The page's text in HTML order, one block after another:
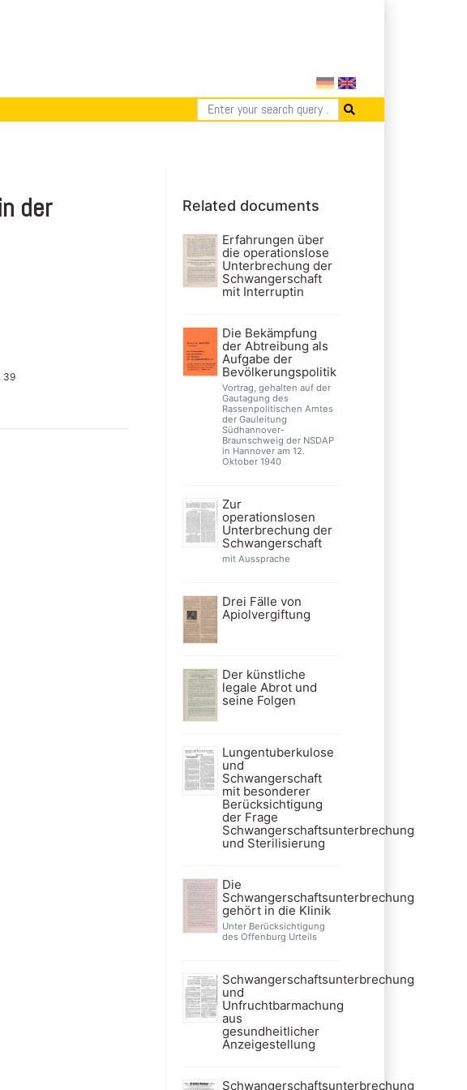
der
39
Related documents
Erfahrungen über
die operationslose
Unterbrechung der
Schwangerschaft
mit Interruptin
Die Bekämpfung
der Abtreibung als
Aufgabe der
Bevölkerungspolitik
Vortrag, gehalten auf der
Gautagung des
Rassenpolitischen Amtes
der Gauleitung
Südhannover-
Braunschweig der NSDAP
in Hannover am 12.
Oktober 1940
Zur
operationslosen
Unterbrechung der
Schwangerschaft
mit Aussprache
Drei Fälle von
Apiolvergiftung
Der künstliche
legale Abrot und
seine Folgen
Lungentuberkulose
und
Schwangerschaft
mit besonderer
Berücksichtigung
der Frage
Schwangerschaftsunterbrechung
und Sterilisierung
Die
Schwangerschaftsunterbrechung
gehört in die Klinik
Unter Berücksichtigung
des Offenburg Urteils
Schwangerschaftsunterbrechung
und
Unfruchtbarmachung
aus
gesundheitlicher
Anzeigestellung
Schwangerschaftsunterbrechung